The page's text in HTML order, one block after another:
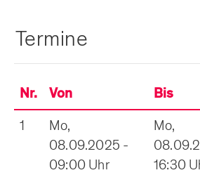
Termine
Nr. Von Bis
1
Mo,
08.09.2025 -
09:00 Uhr
Mo,
16:30